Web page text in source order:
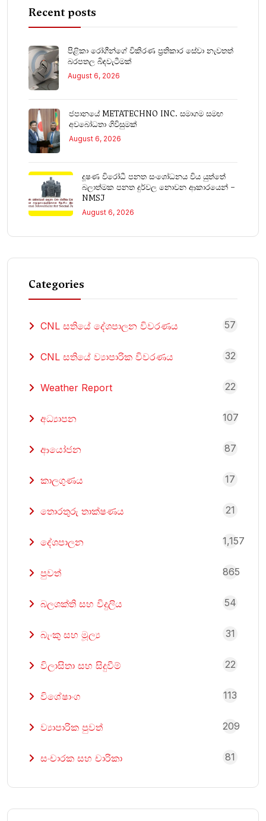
Recent posts
පිළිකා රෝගීන්ගේ විකිරණ ප්‍රතිකාර සේවා නැවතත්
බරපතල බිඳවැටීමක්
August 6, 2026
ජපානයේ METATECHNO INC. සමාගම සමඟ
අවබෝධතා ගිවිසුමක්
August 6, 2026
දූෂණ විරෝධී පනත සංශෝධනය විය යුත්තේ
බලාත්මක පනත දුර්වල නොවන ආකාරයෙන් –
NMSJ
August 6, 2026
Categories
CNL සතියේ දේශපාලන විවරණය 57
CNL සතියේ ව්‍යාපාරික විවරණය 32
Weather Report 22
අධ්‍යාපන 107
ආයෝජන 87
කාලගුණය 17
තොරතුරු තාක්ෂණය 21
දේශපාලන 1,157
පුවත් 865
බලශක්ති සහ විදුලිය 54
බැංකු සහ මූල්‍ය 31
විලාසිතා සහ සිදුවීම් 22
විශේෂාංග 113
ව්‍යාපාරික පුවත් 209
සංචාරක සහ චාරිකා 81